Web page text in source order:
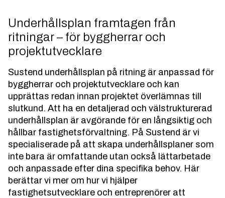
Underhållsplan framtagen från
ritningar – för byggherrar och
projektutvecklare
Sustend underhållsplan på ritning är anpassad för
byggherrar och projektutvecklare och kan
upprättas redan innan projektet överlämnas till
slutkund. Att ha en detaljerad och välstrukturerad
underhållsplan är avgörande för en långsiktig och
hållbar fastighetsförvaltning. På Sustend är vi
specialiserade på att skapa underhållsplaner som
inte bara är omfattande utan också lättarbetade
och anpassade efter dina specifika behov. Här
berättar vi mer om hur vi hjälper
fastighetsutvecklare och entreprenörer att